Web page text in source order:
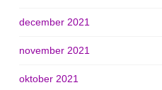
december 2021
november 2021
oktober 2021